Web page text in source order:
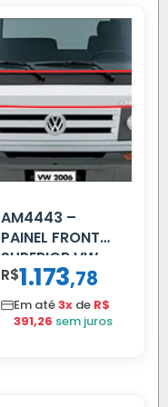
AM4443 –
PAINEL FRONTAL
SUPERIOR VW
DELIVERY
R$1.173,78
Em até3x de R$
391,26 sem juros